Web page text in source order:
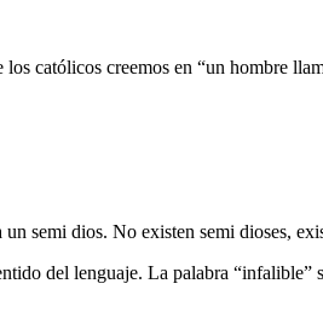
los católicos creemos en “un hombre
semi dios. No existen semi dioses,
del lenguaje. La palabra